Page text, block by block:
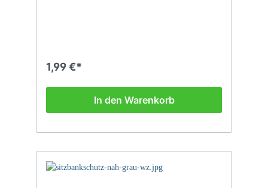
1,99 €*
In den Warenkorb